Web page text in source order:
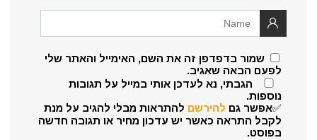
שמור בדפדפן זה את השם, האימייל והאתר שלי
לפעם הבאה שאגיב.
הגבתי, נא לעדכן אותי במייל על תגובות
נוספות.
✅אפשר גם להירשם להתראות מבלי להגיב על מנת
לקבל התראה כאשר יש עדכון מחיר או תגובה חדשה
בפוסט.